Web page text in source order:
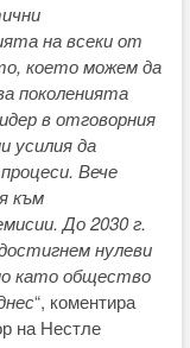
на всеки от
което можем да
поколенията
в отговорния
усилия да
Вече
към
До 2030 г.
нулеви
като общество
“, коментира
на Нестле